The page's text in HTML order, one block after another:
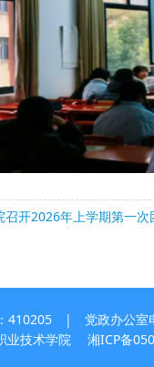
开2026年上学期第一次
410205 | 党政办
业技术学院
湘ICP备